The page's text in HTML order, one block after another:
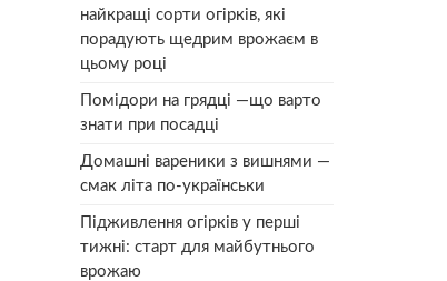
найкращі сорти огірків, які
порадують щедрим врожаєм в
цьому році
Помідори на грядці —що варто
знати при посадці
Домашні вареники з вишнями —
смак літа по-українськи
Підживлення огірків у перші
тижні: старт для майбутнього
врожаю